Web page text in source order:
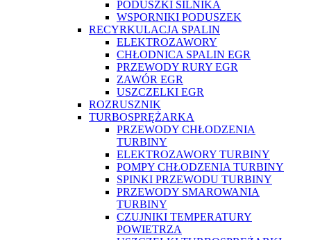
PODUSZKI SILNIKA
WSPORNIKI PODUSZEK
RECYRKULACJA SPALIN
ELEKTROZAWORY
CHŁODNICA SPALIN EGR
PRZEWODY RURY EGR
ZAWÓR EGR
USZCZELKI EGR
ROZRUSZNIK
TURBOSPRĘŻARKA
PRZEWODY CHŁODZENIA
TURBINY
ELEKTROZAWORY TURBINY
POMPY CHŁODZENIA TURBINY
SPINKI PRZEWODU TURBINY
PRZEWODY SMAROWANIA
TURBINY
CZUJNIKI TEMPERATURY
POWIETRZA